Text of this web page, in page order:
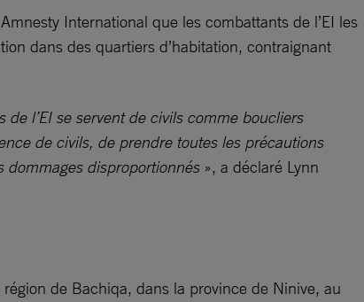
International que les combattants de l’EI les
dans des quartiers d’habitation, contraignant
l’EI se servent de civils comme boucliers
de civils, de prendre toutes les précautions
dommages disproportionnés», a déclaré Lynn
de Bachiqa, dans la province de Ninive, au